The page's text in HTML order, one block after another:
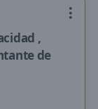
,
de